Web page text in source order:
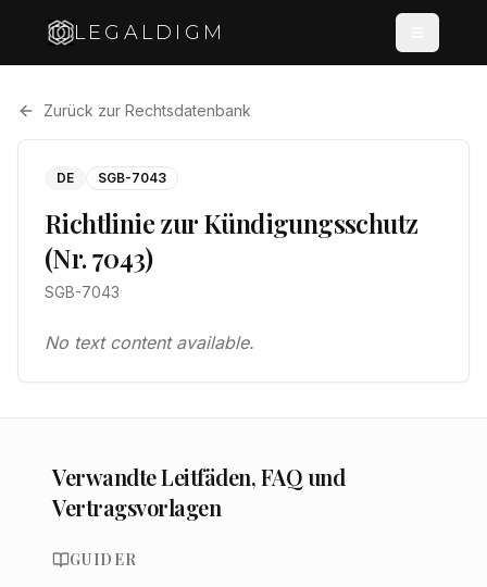
LEGALDIGM
Zurück zur Rechtsdatenbank
DE SGB-7043
Richtlinie zur Kündigungsschutz
(Nr. 7043)
SGB-7043
No text content available.
Verwandte Leitfäden, FAQ und
Vertragsvorlagen
GUIDER